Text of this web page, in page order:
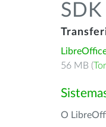
56 MB (
O